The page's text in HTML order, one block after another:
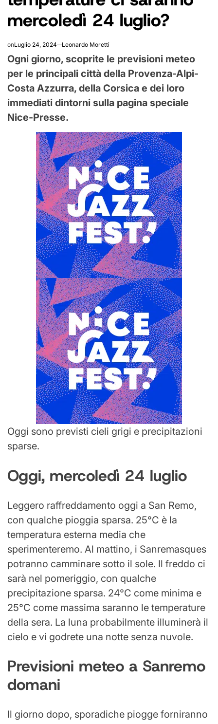
mercoledì 24 luglio?
onLuglio 24, 2024 Leonardo Moretti
Ogni giorno, scoprite le previsioni meteo
per le principali città della Provenza-Alpi-
Costa Azzurra, della Corsica e dei loro
immediati dintorni sulla pagina speciale
Nice-Presse.
Oggi sono previsti cieli grigi e precipitazioni
sparse.
Oggi, mercoledì 24 luglio
Leggero raffreddamento oggi a San Remo,
con qualche pioggia sparsa. 25°C è la
temperatura esterna media che
sperimenteremo. Al mattino, i Sanremasques
potranno camminare sotto il sole. Il freddo ci
sarà nel pomeriggio, con qualche
precipitazione sparsa. 24°C come minima e
25°C come massima saranno le temperature
della sera. La luna probabilmente illuminerà il
cielo e vi godrete una notte senza nuvole.
Previsioni meteo a Sanremo
domani
Il giorno dopo, sporadiche piogge forniranno